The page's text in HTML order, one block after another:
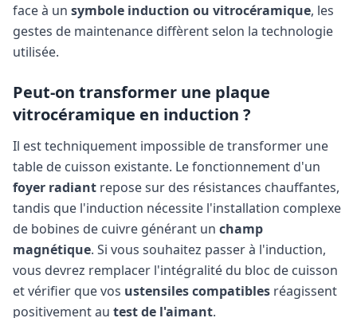
face à un symbole induction ou vitrocéramique, les
gestes de maintenance diffèrent selon la technologie
utilisée.
Peut-on transformer une plaque
vitrocéramique en induction ?
Il est techniquement impossible de transformer une
table de cuisson existante. Le fonctionnement d'un
foyer radiant repose sur des résistances chauffantes,
tandis que l'induction nécessite l'installation complexe
de bobines de cuivre générant un champ
magnétique. Si vous souhaitez passer à l'induction,
vous devrez remplacer l'intégralité du bloc de cuisson
et vérifier que vos ustensiles compatibles réagissent
positivement au test de l'aimant.